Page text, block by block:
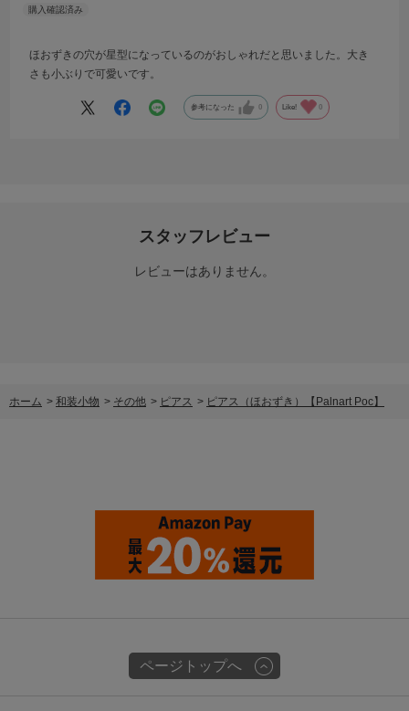
ほおずきの穴が星型になっているのがおしゃれだと思いました。大き
さも小ぶりで可愛いです。
参考になった 0 Like! 0
スタッフレビュー
レビューはありません。
ホーム > 和装小物 > その他 > ピアス > ピアス（ほおずき）【Palnart Poc】
ページトップへ